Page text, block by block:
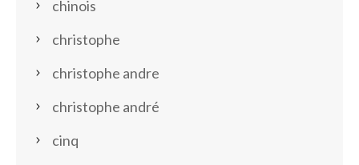
chinois
christophe
christophe andre
christophe andré
cinq